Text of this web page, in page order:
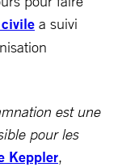
a suivi
est une
pour les
Keppler,